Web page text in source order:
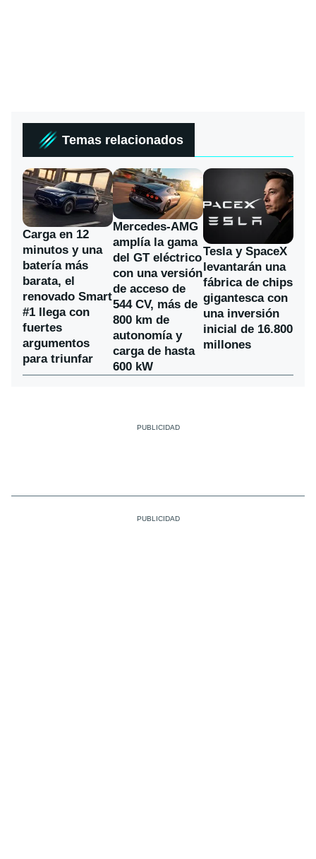
Temas relacionados
Carga en 12
minutos y una
batería más
barata, el
renovado Smart
#1 llega con
fuertes
argumentos
para triunfar
Mercedes-AMG
amplía la gama
del GT eléctrico
con una versión
de acceso de
544 CV, más de
800 km de
autonomía y
carga de hasta
600 kW
Tesla y SpaceX
levantarán una
fábrica de chips
gigantesca con
una inversión
inicial de 16.800
millones